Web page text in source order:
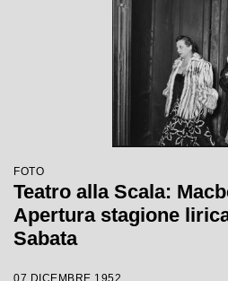
FOTO
Teatro alla Scala:
Apertura stagione
Sabata
07 DICEMBRE 1952